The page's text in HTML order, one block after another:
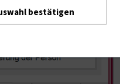
bestätigen